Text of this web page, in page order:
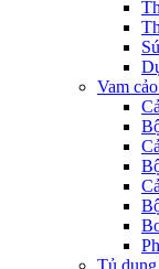
Vam
Tủ